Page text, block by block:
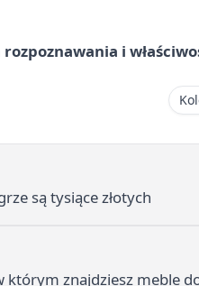
i
są tysiące złotych
którym znajdziesz meble